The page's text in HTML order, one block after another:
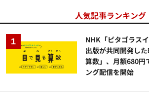
人気記事ランキング
NHK「ピタゴラス
出版が共同開発し
算数」、月額680円
ング配信を開始